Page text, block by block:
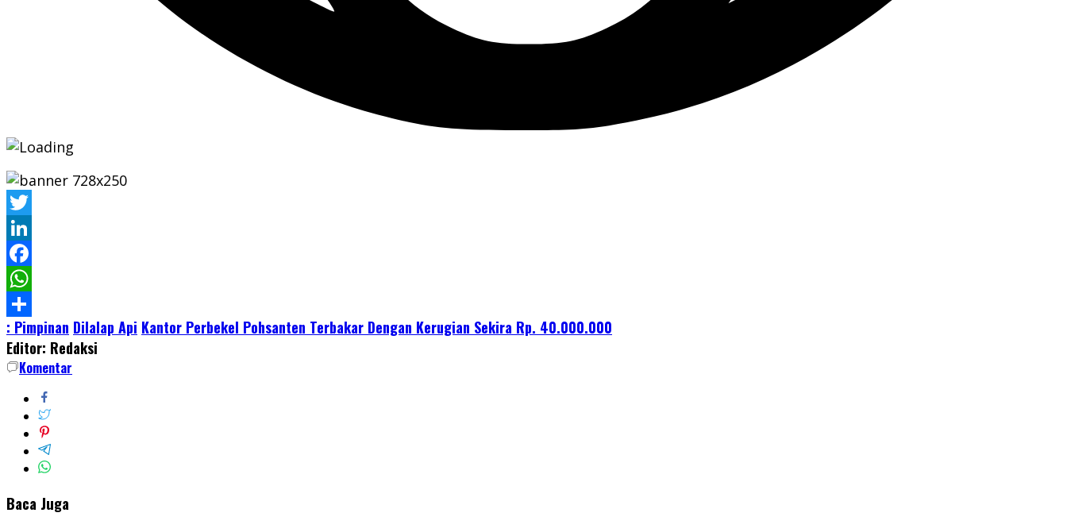
Twitter
LinkedIn
Facebook
WhatsApp
Share
: Pimpinan Dilalap Api Kantor Perbekel Pohsanten Terbakar Dengan Kerugian Sekira Rp. 40.000.000
Editor: Redaksi
Komentar
Baca Juga